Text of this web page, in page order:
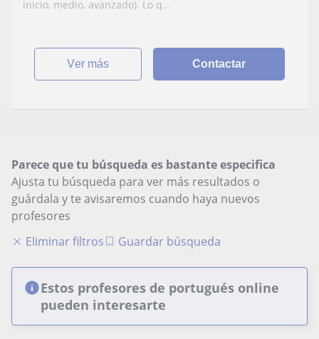
inicio, medio, avanzado). Lo q...
ver más Contactar
Parece que tu búsqueda es bastante especifica
Ajusta tu búsqueda para ver más resultados o
guárdala y te avisaremos cuando haya nuevos
profesores
Eliminar filtros
Guardar búsqueda
Estos profesores de portugués online
pueden interesarte